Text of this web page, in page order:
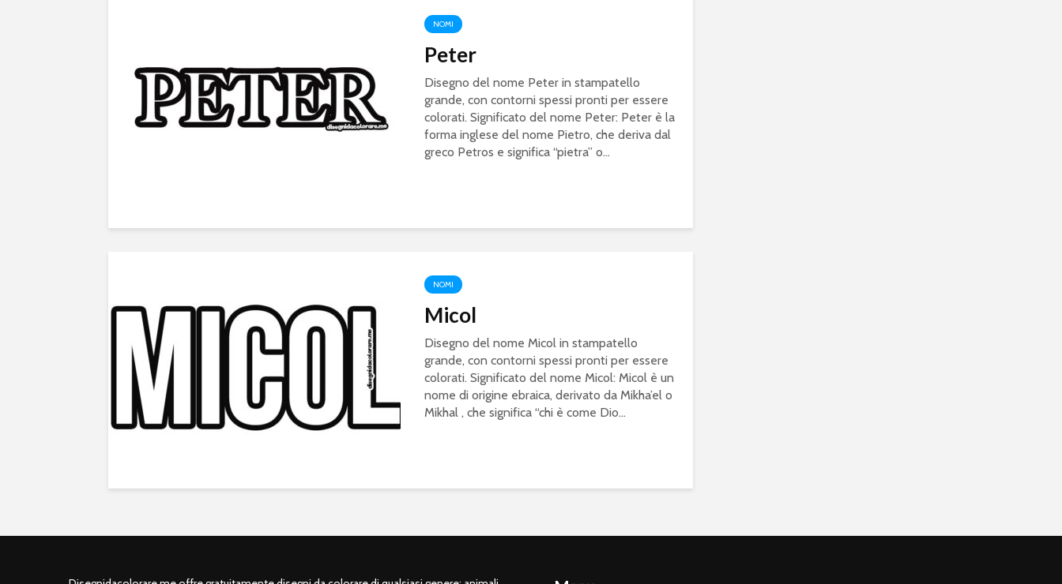
NOMI
Peter
Disegno del nome Peter in stampatello
grande, con contorni spessi pronti per essere
colorati. Significato del nome Peter: Peter è la
forma inglese del nome Pietro, che deriva dal
greco Petros e significa “pietra” o...
NOMI
Micol
Disegno del nome Micol in stampatello
grande, con contorni spessi pronti per essere
colorati. Significato del nome Micol: Micol è un
nome di origine ebraica, derivato da Mikha’el o
Mikhal , che significa “chi è come Dio...